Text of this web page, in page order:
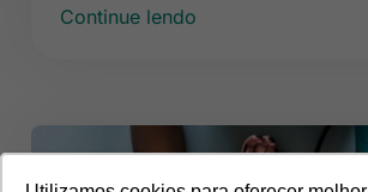
Continue lendo